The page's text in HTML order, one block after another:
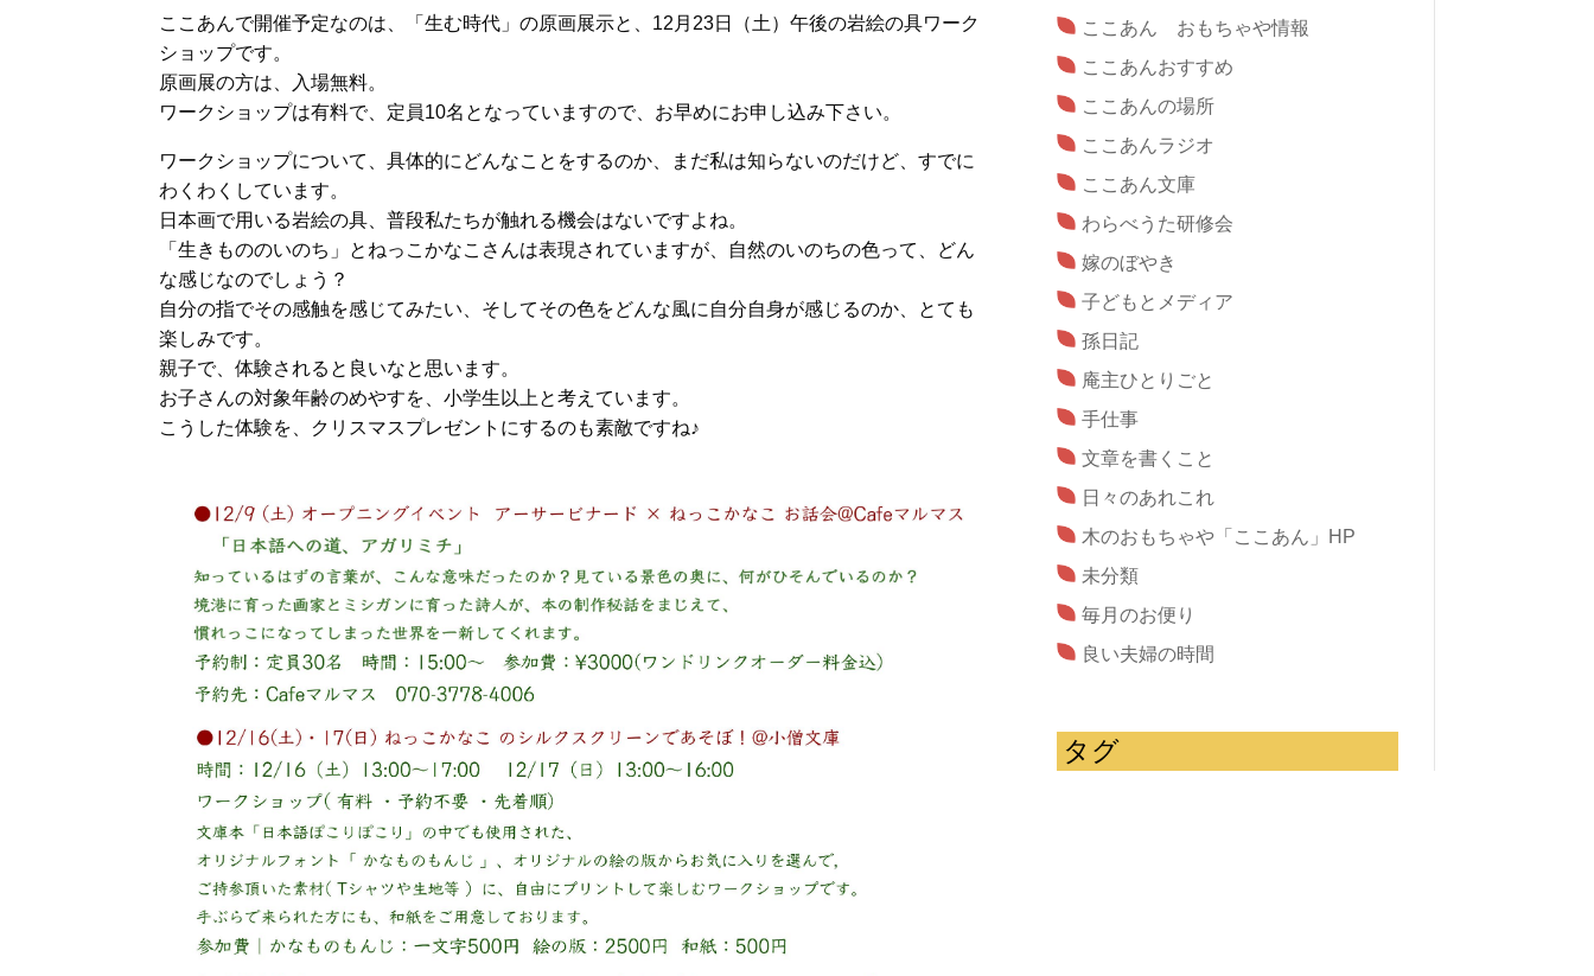
ここあんで開催予定なのは、「生む時代」の原画展示と、12月23日（土）午後の岩絵の具ワーク
ショップです。
原画展の方は、入場無料。
ワークショップは有料で、定員10名となっていますので、お早めにお申し込み下さい。
ワークショップについて、具体的にどんなことをするのか、まだ私は知らないのだけど、すでに
わくわくしています。
日本画で用いる岩絵の具、普段私たちが触れる機会はないですよね。
「生きもののいのち」とねっこかなこさんは表現されていますが、自然のいのちの色って、どん
な感じなのでしょう？
自分の指でその感触を感じてみたい、そしてその色をどんな風に自分自身が感じるのか、とても
楽しみです。
親子で、体験されると良いなと思います。
お子さんの対象年齢のめやすを、小学生以上と考えています。
こうした体験を、クリスマスプレゼントにするのも素敵ですね♪
ここあん おもちゃや情報
ここあんおすすめ
ここあんの場所
ここあんラジオ
ここあん文庫
わらべうた研修会
嫁のぼやき
子どもとメディア
孫日記
庵主ひとりごと
手仕事
文章を書くこと
日々のあれこれ
木のおもちゃや「ここあん」HP
未分類
毎月のお便り
良い夫婦の時間
タグ